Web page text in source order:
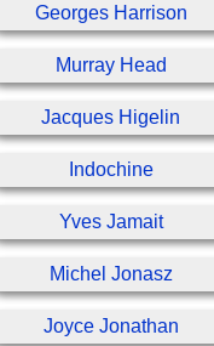
Georges Harrison
Murray Head
Jacques Higelin
Indochine
Yves Jamait
Michel Jonasz
Joyce Jonathan